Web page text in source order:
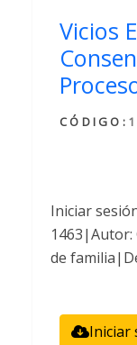
Vicios
CÓDIGO:
Iniciar
1463|Autor:
de
Iniciar